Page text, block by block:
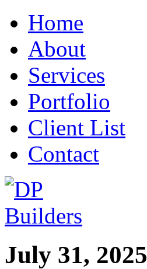
Home
About
Services
Portfolio
Client List
Contact
July 31, 2025